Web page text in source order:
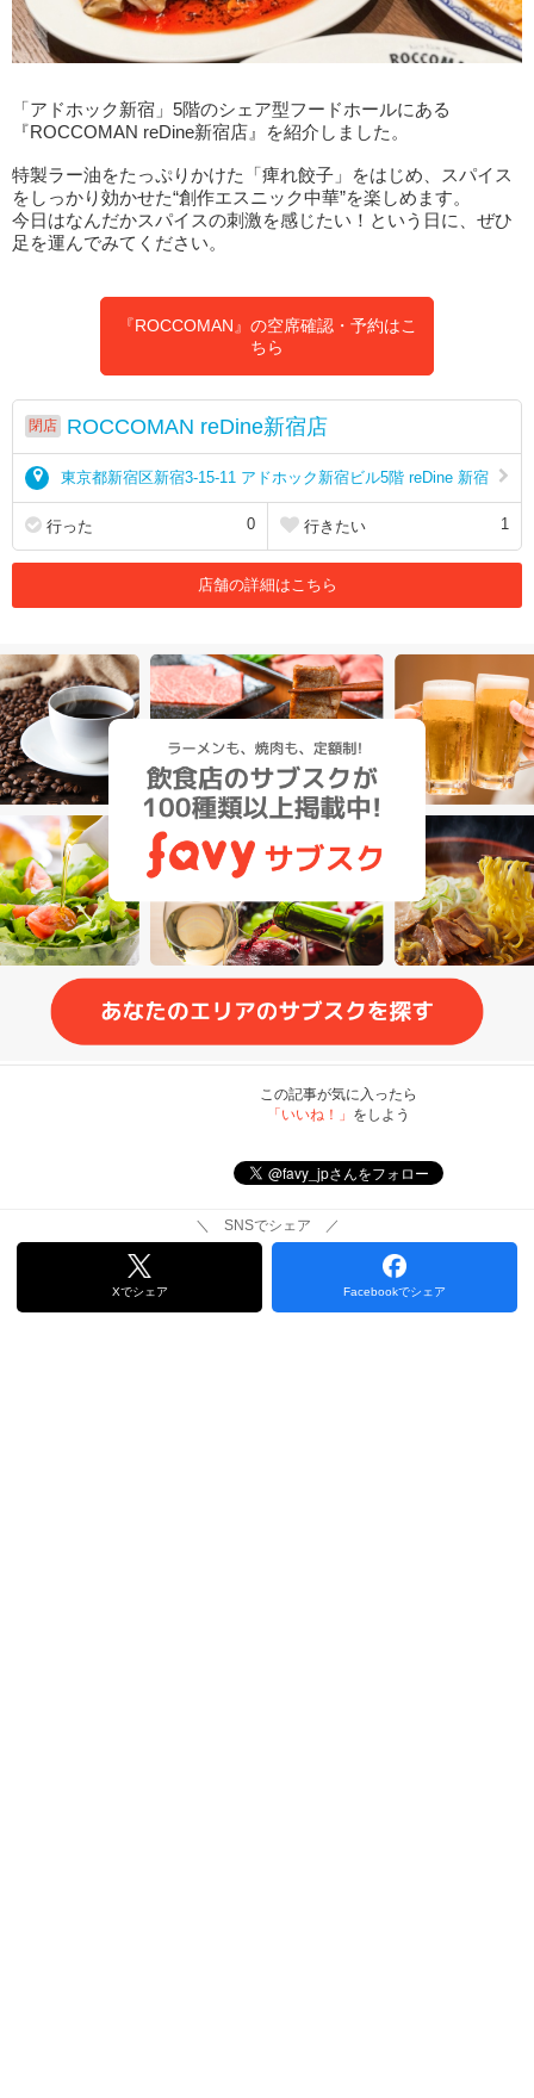
「アドホック新宿」5階のシェア型フードホールにある
『ROCCOMAN reDine新宿店』を紹介しました。
特製ラー油をたっぷりかけた「痺れ餃子」をはじめ、スパイス
をしっかり効かせた“創作エスニック中華”を楽しめます。
今日はなんだかスパイスの刺激を感じたい！という日に、ぜひ
足を運んでみてください。
『ROCCOMAN』の空席確認・予約はこ
ちら
閉店 ROCCOMAN reDine新宿店
東京都新宿区新宿3-15-11 アドホック新宿ビル5階 reDine 新宿
行った 0 行きたい 1
店舗の詳細はこちら
この記事が気に入ったら
「いいね！」 をしよう
＼ SNSでシェア ／
Xでシェア Facebookでシェア